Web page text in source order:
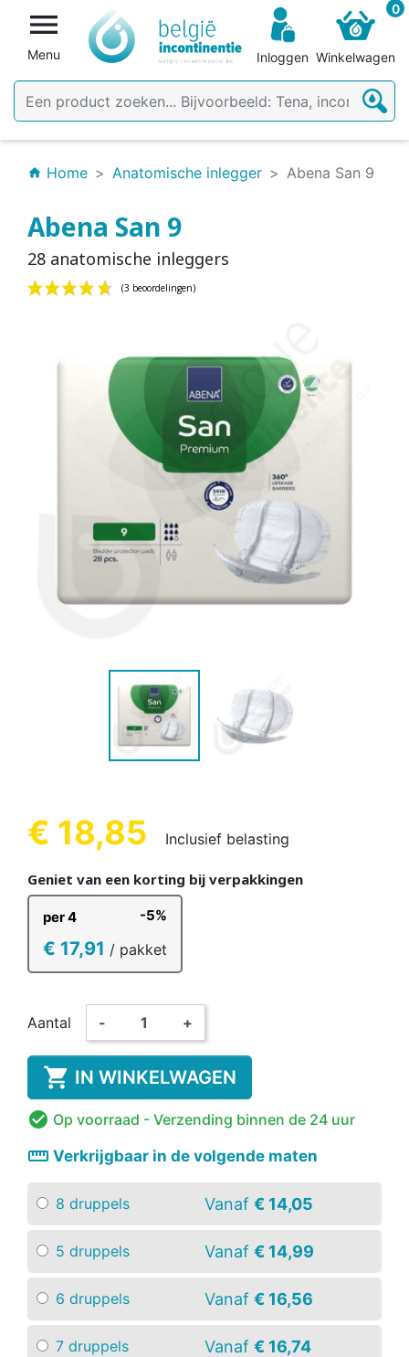

Menu Inloggen
0
Winkelwagen
home Home Anatomische inlegger Abena San 9
Abena San 9
28 anatomische inleggers
€ 18,85 Inclusief belasting
Geniet van een korting bij verpakkingen
per 4 -5%
€ 17,91 / pakket
Aantal - +
 IN WINKELWAGEN
 Op voorraad - Verzending binnen de 24 uur
straighten Verkrijgbaar in de volgende maten
8 druppels Vanaf € 14,05
5 druppels Vanaf € 14,99
6 druppels Vanaf € 16,56
7 druppels Vanaf € 16,74